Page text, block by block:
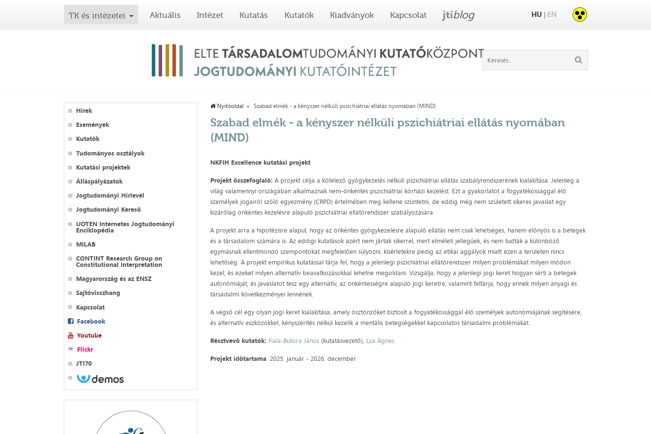
TK és intézetei Aktuális Intézet Kutatás Kutatók Kiadványok Kapcsolat jtiblog HU | EN
Hírek
Események
Kutatók
Tudományos osztályok
Kutatási projektek
Álláspályázatok
Jogtudományi Hírlevél
Jogtudományi Kereső
IJOTEN Internetes Jogtudományi
Enciklopédia
MILAB
CONTINT Research Group on
Constitutional Interpretation
Magyarország és az ENSZ
Sajtóvisszhang
Kapcsolat
Facebook
Youtube
Flickr
JTI70
Nyitóoldal Szabad elmék - a kényszer nélküli pszichiátriai ellátás nyomában (MIND)
Szabad elmék - a kényszer nélküli pszichiátriai ellátás nyomában
(MIND)
NKFIH Excellence kutatási projekt
Projekt összefoglaló:A projekt célja a kötelező gyógykezelés nélküli pszichiátriai ellátás szabályrendszerének kialakítása. Jelenleg a
világ valamennyi országában alkalmaznak nem-önkéntes pszichiátriai kórházi kezelést. Ezt a gyakorlatot a fogyatékossággal élő
személyek jogairól szóló egyezmény (CRPD) értelmében meg kellene szüntetni, de eddig még nem született sikeres javaslat egy
kizárólag önkéntes kezelésre alapuló pszichiátriai ellátórendszer szabályozására.
A projekt arra a hipotézisre alapul, hogy az önkéntes gyógykezelésre alapuló ellátás nem csak lehetséges, hanem előnyös is a betegek
és a társadalom számára is. Az eddigi kutatások azért nem jártak sikerrel, mert elméleti jellegűek, és nem tudták a különböző
egymásnak ellentmondó szempontokat megfelelően súlyozni; kísérletekre pedig az etikai aggályok miatt ezen a területen nincs
lehetőség. A projekt empirikus kutatással tárja fel, hogy a jelenlegi pszichiátriai ellátórendszer milyen problémákat milyen módon
kezel, és ezeket milyen alternatív beavatkozásokkal lehetne megoldani. Vizsgálja, hogy a jelenlegi jogi keret hogyan sérti a betegek
autonómiáját, és javaslatot tesz egy alternatív, az önkéntességre alapuló jogi keretre, valamint feltárja, hogy ennek milyen anyagi és
társadalmi következményei lennének.
A végső cél egy olyan jogi keret kialakítása, amely ösztönzőket biztosít a fogyatékossággal élő személyek autonómiájának segítésére,
és alternatív eszközökkel, kényszerítés nélkül kezelik a mentális betegségekkel kapcsolatos társadalmi problémákat.
Résztvevő kutatók: Fiala-Butora János (kutatásvezető), Lux Ágnes
Projekt időtartama: 2025. január - 2026. december